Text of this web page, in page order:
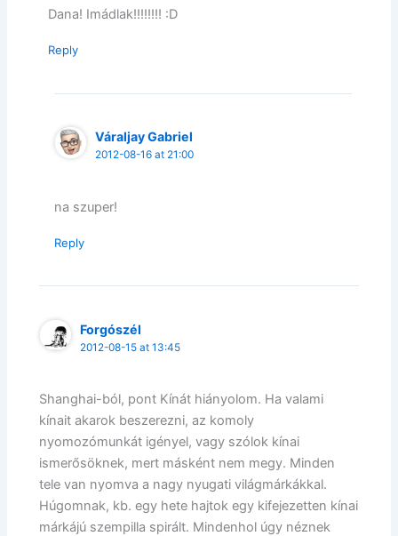
Dana! Imádlak!!!!!!!! :D
Reply
Váraljay Gabriel
2012-08-16 at 21:00
na szuper!
Reply
Forgószél
2012-08-15 at 13:45
Shanghai-ból, pont Kínát hiányolom. Ha valami
kínait akarok beszerezni, az komoly
nyomozómunkát igényel, vagy szólok kínai
ismerősöknek, mert másként nem megy. Minden
tele van nyomva a nagy nyugati világmárkákkal.
Húgomnak, kb. egy hete hajtok egy kifejezetten kínai
márkájú szempilla spirált. Mindenhol úgy néznek